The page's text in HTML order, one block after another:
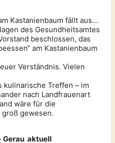
Kastanienbaum fällt aus…
des Gesundheitsamtes
beschlossen, das
am Kastanienbaum
Verständnis. Vielen
kulinarische Treffen – im
nach Landfrauenart
wäre für die
gewesen.
Gerau aktuell